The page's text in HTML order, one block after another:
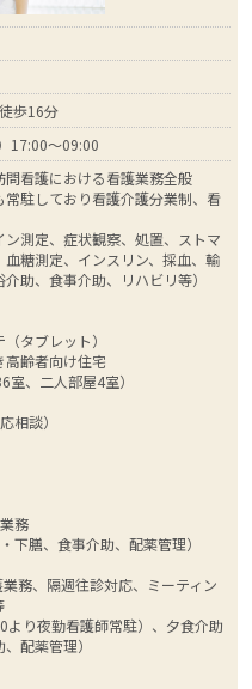
歩16分
17:00～09:00
看護における看護業務全般
駐しており看護介護分業制、看
測定、症状観察、処置、ストマ
糖測定、インスリン、採血、輸
助、食事介助、リハビリ等）
タブレット）
高齢者向け住宅
室、二人部屋4室）
相談）
務
膳、食事介助、配薬管理）
務、隔週往診対応、ミーティン
り夜勤看護師常駐）、夕食介助
配薬管理）